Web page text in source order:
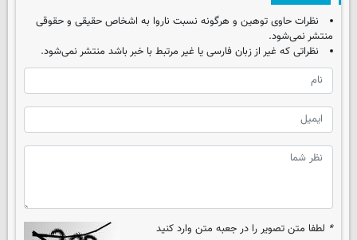
نظرات حاوی توهین و هرگونه نسبت ناروا به اشخاص حقیقی و حقوقی
منتشر نمی‌شود.
نظراتی که غیر از زبان فارسی یا غیر مرتبط با خبر باشد منتشر نمی‌شود.
* لطفا متن تصویر را در جعبه متن وارد کنید